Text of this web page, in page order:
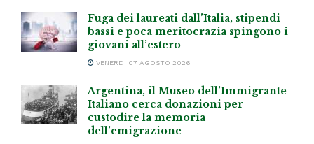
Fuga dei laureati dall’Italia, stipendi
bassi e poca meritocrazia spingono i
giovani all’estero
VENERDÌ 07 AGOSTO 2026
Argentina, il Museo dell’Immigrante
Italiano cerca donazioni per
custodire la memoria
dell’emigrazione